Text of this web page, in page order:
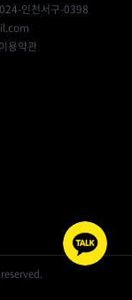
인천서구-0398
이용약관